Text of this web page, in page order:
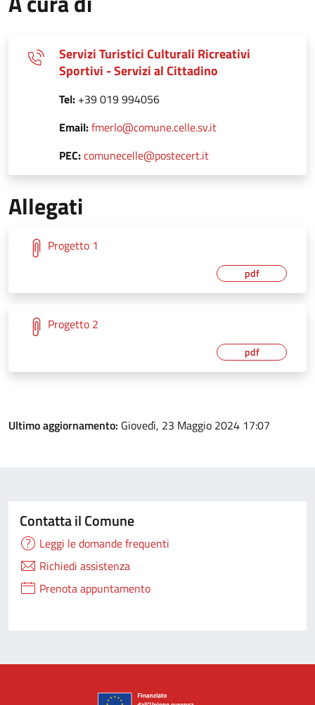
Servizi Turistici Culturali Ricreativi
Sportivi - Servizi al Cittadino
Tel: +39 019 994056
Email:fmerlo@comune.celle.sv.it
PEC:comunecelle@postecert.it
Allegati
Progetto 1
pdf
Progetto 2
pdf
Ultimo aggiornamento: Giovedì, 23 Maggio 2024 17:07
Contatta il Comune
Leggi le domande frequenti
Richiedi assistenza
Prenota appuntamento